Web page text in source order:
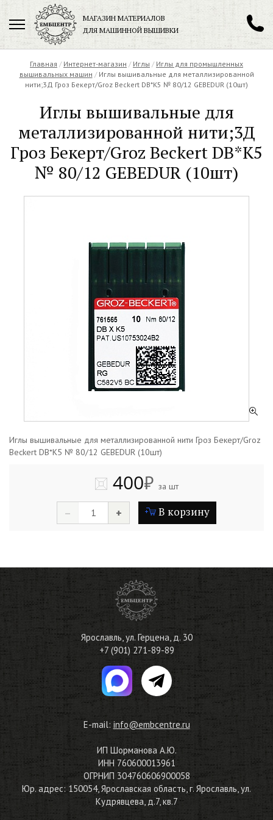
МАГАЗИН МАТЕРИАЛОВ
ДЛЯ МАШИННОЙ ВЫШИВКИ
+7 (901) 271-89-89
Заказать обратный звонок
Главная / Интернет-магазин / Иглы / Иглы для промышленных
вышивальных машин / Иглы вышивальные для металлизированной
нити;3Д Гроз Бекерт/Groz Beсkert DB*K5 № 80/12 GEBEDUR (10шт)
Иглы вышивальные для
металлизированной нити;3Д
Гроз Бекерт/Groz Beсkert DB*K5
№ 80/12 GEBEDUR (10шт)
Иглы вышивальные для металлизированной нити Гроз Бекерт/Groz
Beсkert DB*K5 № 80/12 GEBEDUR (10шт)
400₽ за шт
– + В корзину
Ярославль,ул. Герцена, д. 30
+7 (901) 271-89-89
E-mail: info@embcentre.ru
ИП Шорманова А.Ю.
ИНН 760600013961
ОГРНИП 304760606900058
Юр. адрес: 150054, Ярославская область, г. Ярославль, ул.
Кудрявцева, д.7, кв.7